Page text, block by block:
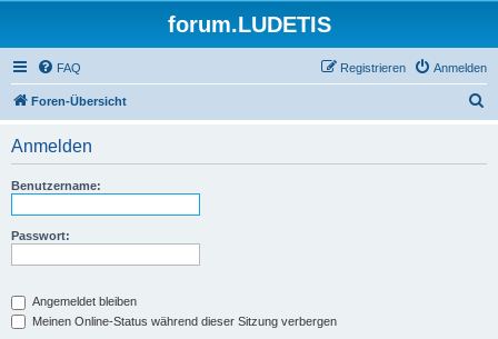
forum.LUDETIS
FAQ Anmelden
Registrieren
Foren-Übersicht
Anmelden
Benutzername:
Passwort:
Angemeldet bleiben
Meinen Online-Status während dieser Sitzung verbergen